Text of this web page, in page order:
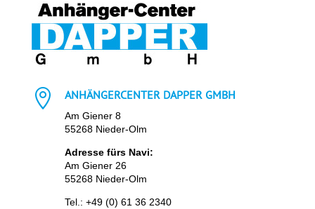
 ANHÄNGERCENTER DAPPER GMBH
Am Giener 8
55268 Nieder-Olm
Adresse fürs Navi:
Am Giener 26
55268 Nieder-Olm
Tel.: +49 (0) 61 36 2340